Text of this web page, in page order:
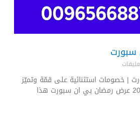
| خصومات استثنائية على قمّة وتميّز
مع باقة كأس العالم 2026 عرض رمضان بي ان سبورت هذا